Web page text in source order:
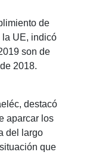
de
la UE, indicó
son de
2018.
destacó
aparcar los
del largo
que